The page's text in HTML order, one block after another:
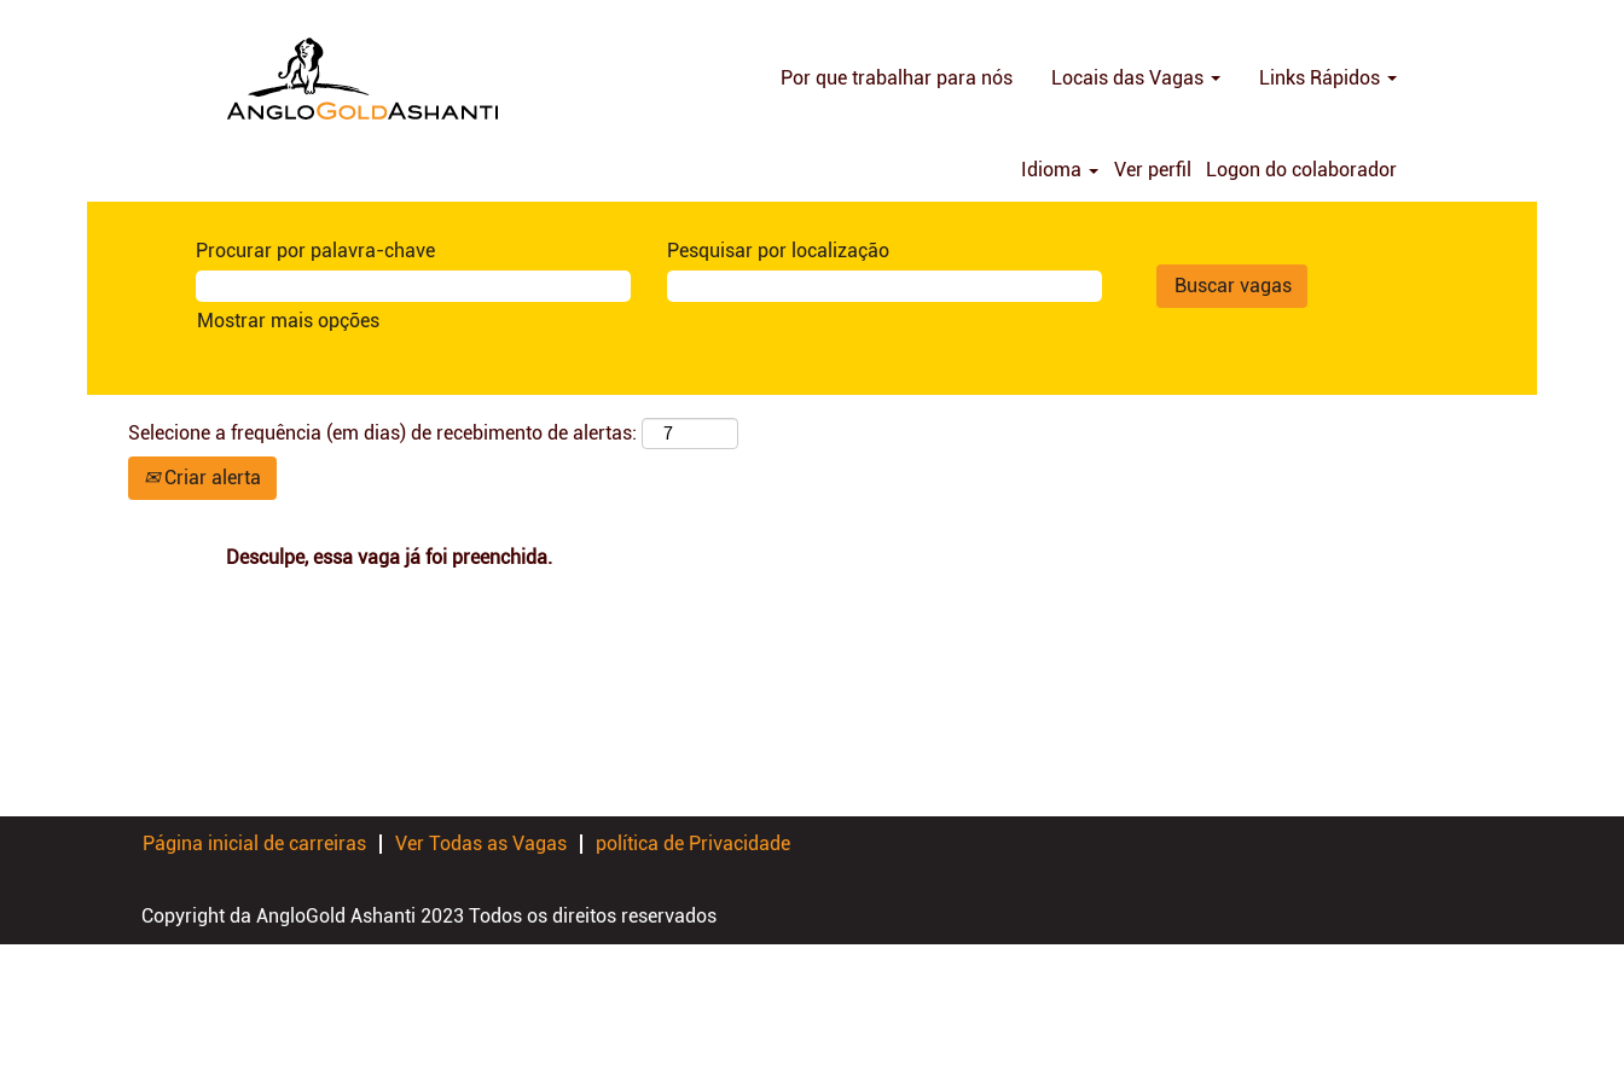
Por que trabalhar para nós Locais das Vagas Links Rápidos
Idioma Ver perfil Logon do colaborador
Procurar por palavra-chave Pesquisar por localização
Mostrar mais opções
Selecione a frequência (em dias) de recebimento de alertas:
Criar alerta
Desculpe, essa vaga já foi preenchida.
Página inicial de carreiras Ver Todas as Vagas política de Privacidade
Copyright da AngloGold Ashanti 2023 Todos os direitos reservados